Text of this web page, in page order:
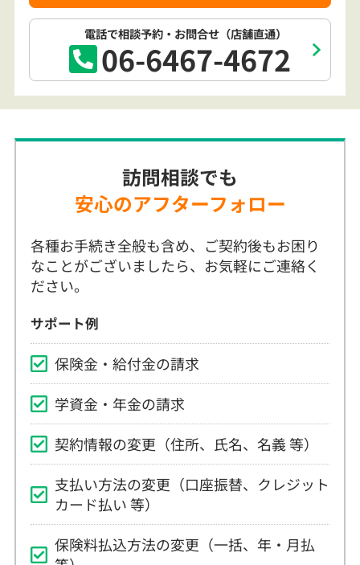
訪問相談でも
各種お手続き全般も含め、ご契約後もお困り
なことがございましたら、お気軽にご連絡く
ださい。
サポート例
保険金・給付金の請求
学資金・年金の請求
契約情報の変更（住所、氏名、名義 等）
支払い方法の変更（口座振替、クレジット
カード払い 等）
保険料払込方法の変更（一括、年・月払
等）
生命保険料控除についての手続き、ご相談